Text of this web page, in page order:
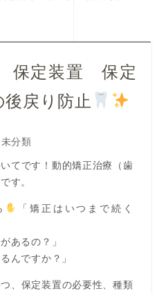
保定装置 保定
戻り防止
未分類
てです！動的矯正治療（歯
す。
「矯正はいつまで続く
あるの？」
んですか？」
、保定装置の必要性、種類